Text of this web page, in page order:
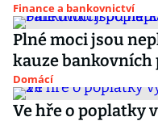
Finance a bankovnictví
Plné moci jsou
kauze
Domácí
Ve hře o poplatky